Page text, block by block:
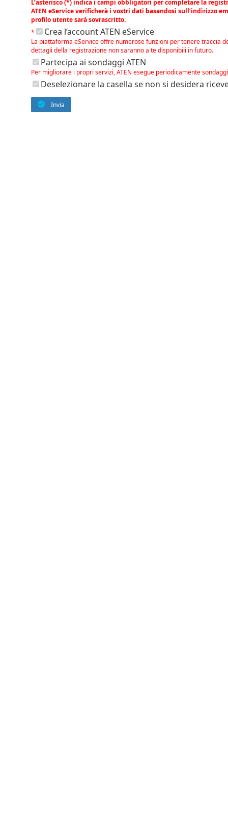
L’asterisco (*) indica i campi obbligatori per completare la
ATEN eService verificherà i vostri dati basandosi sull’indirizzo
profilo utente sarà sovrascritto.
*
Crea l’account ATEN eService
La piattaforma eService offre numerose funzioni per tenere traccia
dettagli della registrazione non saranno a te disponibili in futuro.
Partecipa ai sondaggi ATEN
Per migliorare i propri servizi, ATEN esegue periodicamente
Deselezionare la casella se non si desidera
Invia